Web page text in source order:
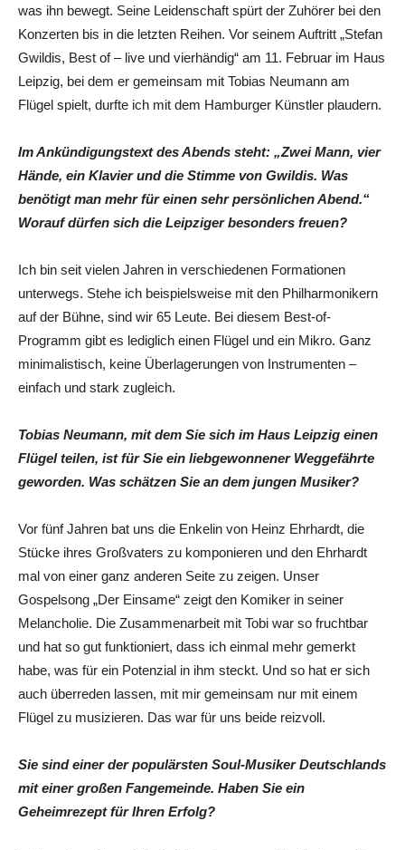
was ihn bewegt. Seine Leidenschaft spürt der Zuhörer bei den
Konzerten bis in die letzten Reihen. Vor seinem Auftritt „Stefan
Gwildis, Best of – live und vierhändig“ am 11. Februar im Haus
Leipzig, bei dem er gemeinsam mit Tobias Neumann am
Flügel spielt, durfte ich mit dem Hamburger Künstler plaudern.
Im Ankündigungstext des Abends steht: „Zwei Mann, vier
Hände, ein Klavier und die Stimme von Gwildis. Was
benötigt man mehr für einen sehr persönlichen Abend.“
Worauf dürfen sich die Leipziger besonders freuen?
Ich bin seit vielen Jahren in verschiedenen Formationen
unterwegs. Stehe ich beispielsweise mit den Philharmonikern
auf der Bühne, sind wir 65 Leute. Bei diesem Best-of-
Programm gibt es lediglich einen Flügel und ein Mikro. Ganz
minimalistisch, keine Überlagerungen von Instrumenten –
einfach und stark zugleich.
Tobias Neumann, mit dem Sie sich im Haus Leipzig einen
Flügel teilen, ist für Sie ein liebgewonnener Weggefährte
geworden. Was schätzen Sie an dem jungen Musiker?
Vor fünf Jahren bat uns die Enkelin von Heinz Ehrhardt, die
Stücke ihres Großvaters zu komponieren und den Ehrhardt
mal von einer ganz anderen Seite zu zeigen. Unser
Gospelsong „Der Einsame“ zeigt den Komiker in seiner
Melancholie. Die Zusammenarbeit mit Tobi war so fruchtbar
und hat so gut funktioniert, dass ich einmal mehr gemerkt
habe, was für ein Potenzial in ihm steckt. Und so hat er sich
auch überreden lassen, mit mir gemeinsam nur mit einem
Flügel zu musizieren. Das war für uns beide reizvoll.
Sie sind einer der populärsten Soul-Musiker Deutschlands
mit einer großen Fangemeinde. Haben Sie ein
Geheimrezept für Ihren Erfolg?